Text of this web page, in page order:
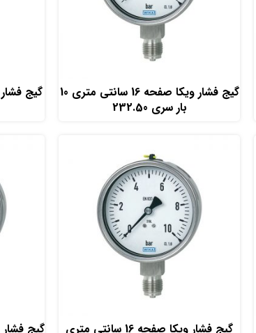
گیج فشار ویکا صفحه 16 سانتی متری 10
بار سری 232.50
گیج فشار ویکا صفحه 16 سانتی متری